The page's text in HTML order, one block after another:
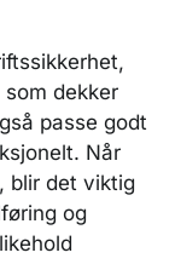
dekker
passe godt
Når
blir det viktig
og